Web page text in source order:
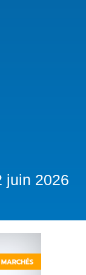
juin 2026